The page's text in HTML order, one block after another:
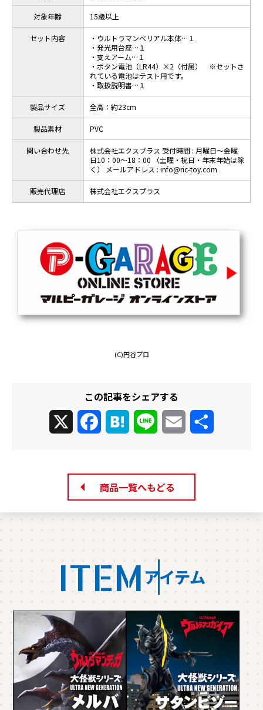
対象年齢 15歳以上
セット内容
・ウルトラマンべリアル本体…１
・発光用台座…１
・支えアーム…１
・ボタン電池（LR44）×2（付属） ※セットさ
れている電池はテスト用です。
・取扱説明書…１
製品サイズ 全高：約23cm
製品素材 PVC
問い合わせ先
株式会社エクスプラス 受付時間 : 月曜日～金曜
日10：00～18：00 （土曜・祝日・年末年始は除
く） メールアドレス : info@ric-toy.com
販売代理店 株式会社エクスプラス
(C)円谷プロ
この記事をシェアする
FacebookHatena Line Email
商品一覧へもどる
ITEM アイテム